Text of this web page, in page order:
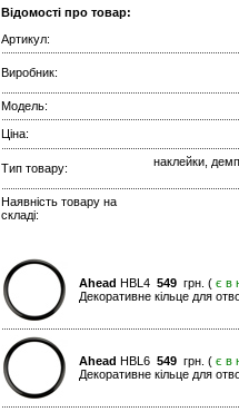
Відомості про товар:
Артикул:
Виробник:
Модель:
Ціна:
Тип товару: наклейки,
Наявність товару на
складі:
Ahead HBL4 549 грн. ( є в
Декоративне кільце для
Ahead HBL6 549 грн. ( є в
Декоративне кільце для